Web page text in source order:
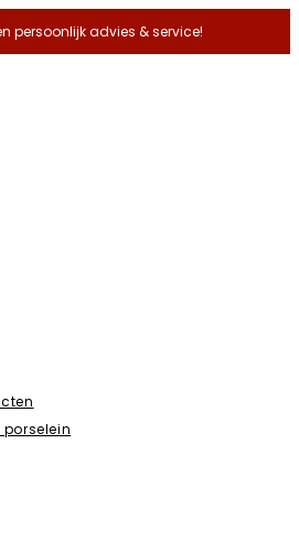
persoonlijk advies & service!
porselein